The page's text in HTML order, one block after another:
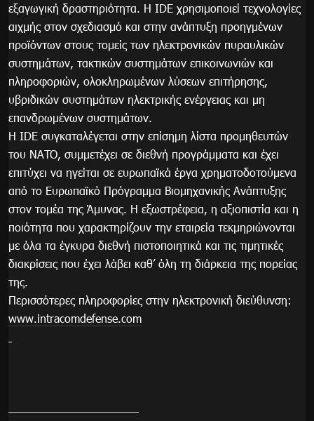
εξαγωγική δραστηριότητα. Η IDE χρησιμοποιεί τεχνολογίες
αιχμής στον σχεδιασμό και στην ανάπτυξη προηγμένων
προϊόντων στους τομείς των ηλεκτρονικών πυραυλικών
συστημάτων, τακτικών συστημάτων επικοινωνιών και
πληροφοριών, ολοκληρωμένων λύσεων επιτήρησης,
υβριδικών συστημάτων ηλεκτρικής ενέργειας και μη
επανδρωμένων συστημάτων.
Η IDE συγκαταλέγεται στην επίσημη λίστα προμηθευτών
του NATO, συμμετέχει σε διεθνή προγράμματα και έχει
επιτύχει να ηγείται σε ευρωπαϊκά έργα χρηματοδοτούμενα
από το Ευρωπαϊκό Πρόγραμμα Βιομηχανικής Ανάπτυξης
στον τομέα της Άμυνας. Η εξωστρέφεια, η αξιοπιστία και η
ποιότητα που χαρακτηρίζουν την εταιρεία τεκμηριώνονται
με όλα τα έγκυρα διεθνή πιστοποιητικά και τις τιμητικές
διακρίσεις που έχει λάβει καθ’ όλη τη διάρκεια της πορείας
της.
Περισσότερες πληροφορίες στην ηλεκτρονική διεύθυνση:
www.intracomdefense.com